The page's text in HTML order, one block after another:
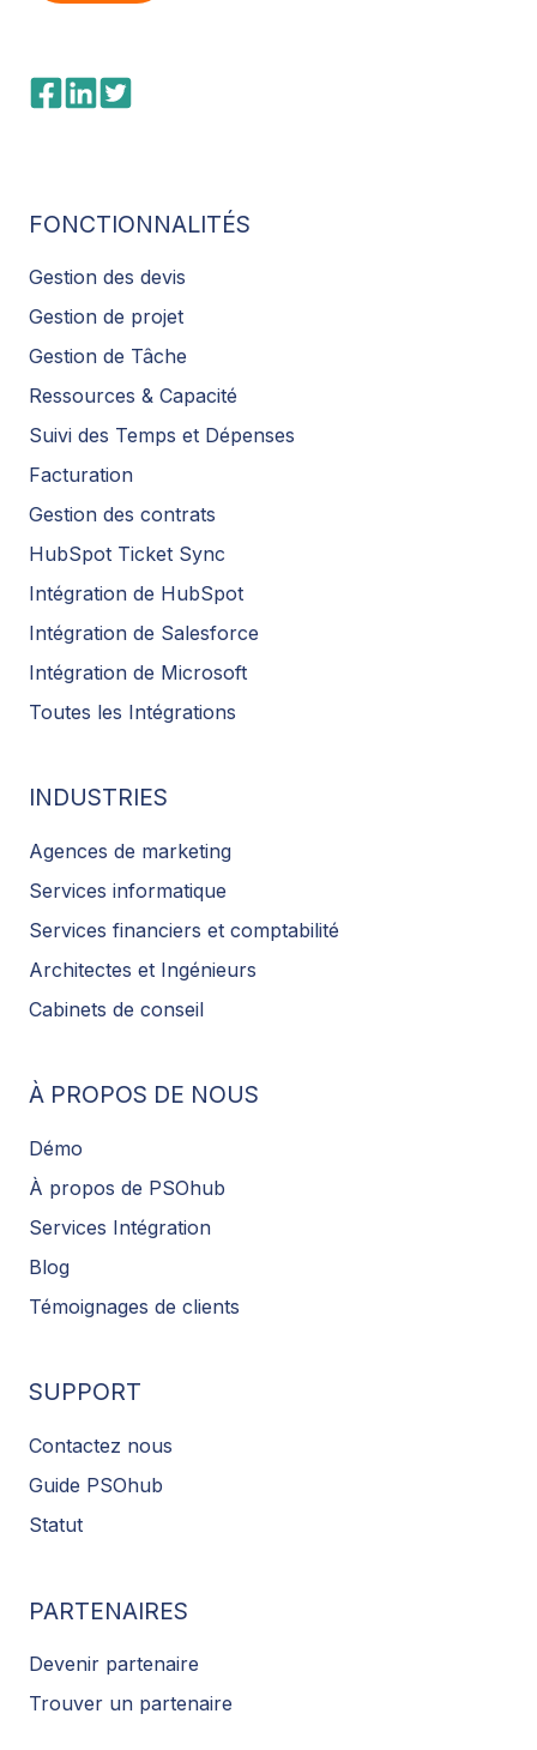
FONCTIONNALITÉS
Gestion des devis
Gestion de projet
Gestion de Tâche
Ressources & Capacité
Suivi des Temps et Dépenses
Facturation
Gestion des contrats
HubSpot Ticket Sync
Intégration de HubSpot
Intégration de Salesforce
Intégration de Microsoft
Toutes les Intégrations
INDUSTRIES
Agences de marketing
Services informatique
Services financiers et comptabilité
Architectes et Ingénieurs
Cabinets de conseil
À PROPOS DE NOUS
Démo
À propos de PSOhub
Services Intégration
Blog
Témoignages de clients
SUPPORT
Contactez nous
Guide PSOhub
Statut
PARTENAIRES
Devenir partenaire
Trouver un partenaire